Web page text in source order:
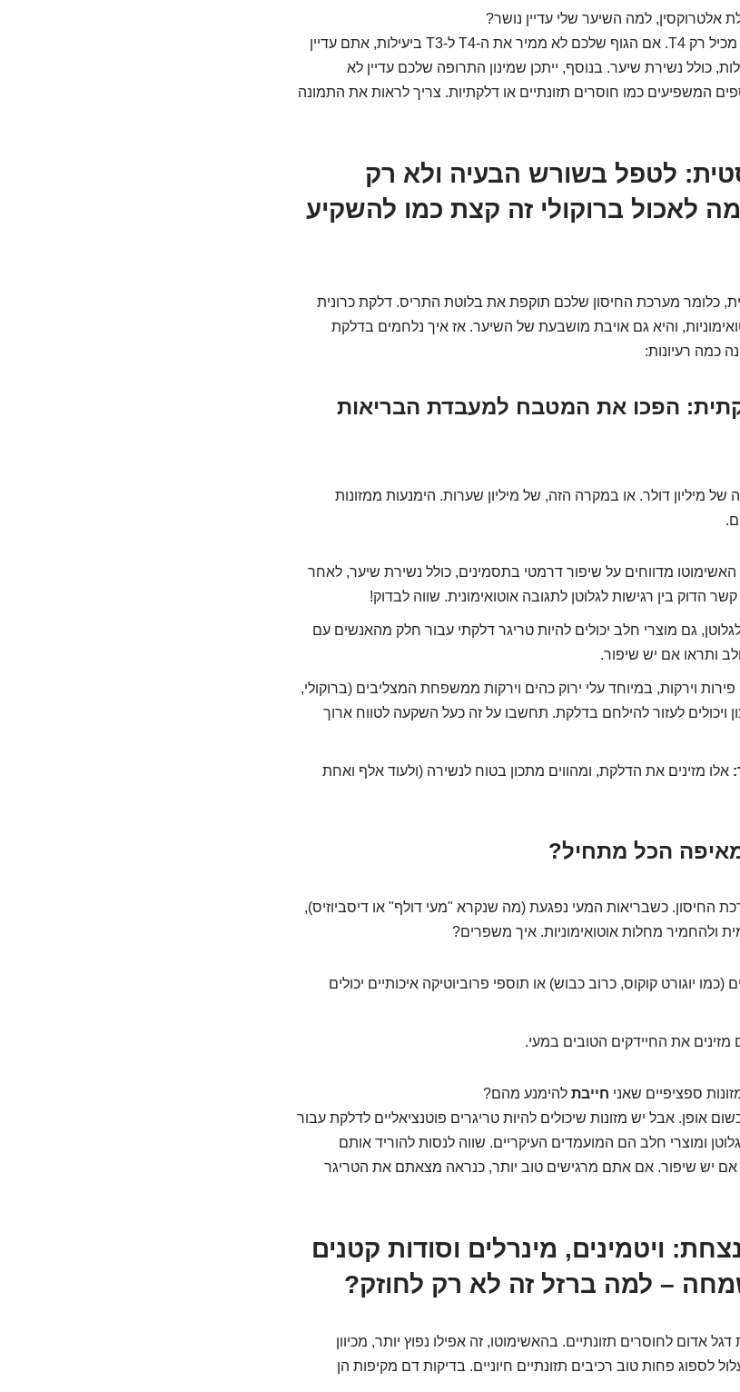
אלטרוקסין, למה השיער שלי עדיין נושר?
כי אלטרוקסין מכיל רק T4. אם הגוף שלכם לא ממיר את ה-T4 ל-T3 ביעילות, אתם עדיין
כולל נשירת שיער. בנוסף, ייתכן שמינון התרופה שלכם עדיין לא
המשפיעים כמו חוסרים תזונתיים או דלקתיות. צריך לראות את התמונה
לטפל בשורש הבעיה ולא רק
לאכול ברוקולי זה קצת כמו להשקיע
כלומר מערכת החיסון שלכם תוקפת את בלוטת התריס. דלקת כרונית
והיא גם אויבת מושבעת של השיער. אז איך נלחמים בדלקת
כמה רעיונות:
דלקתית: הפכו את המטבח למעבדת הבריאות
מיליון דולר. או במקרה הזה, של מיליון שערות. הימנעות ממזונות
מדווחים על שיפור דרמטי בתסמינים, כולל נשירת שיער, לאחר
הדוק בין רגישות לגלוטן לתגובה אוטואימונית. שווה לבדוק!
גם מוצרי חלב יכולים להיות טריגר דלקתי עבור חלק מהאנשים עם
ותראו אם יש שיפור.
פירות וירקות, במיוחד עלי ירוק כהים וירקות ממשפחת המצליבים (ברוקולי,
ויכולים לעזור להילחם בדלקת. תחשבו על זה כעל השקעה לטווח ארוך
אלו מזינים את הדלקת, ומהווים מתכון בטוח לנשירה (ולעוד אלף ואחת
החיסון. כשבריאות המעי נפגעת (מה שנקרא "מעי דולף" או דיסביוזיס),
ולהחמיר מחלות אוטואימוניות. איך משפרים?
(כמו יוגורט קוקוס, כרוב כבוש) או תוספי פרוביוטיקה איכותיים יכולים
מזינים את החיידקים הטובים במעי.
ספציפיים שאני חייבת להימנע מהם?
אופן. אבל יש מזונות שיכולים להיות טריגרים פוטנציאליים לדלקת עבור
ומוצרי חלב הם המועמדים העיקריים. שווה לנסות להוריד אותם
30 יום) ולראות אם יש שיפור. אם אתם מרגישים טוב יותר, כנראה מצאתם את הטריגר
ויטמינים, מינרלים וסודות קטנים
– למה ברזל זה לא רק לחוזק?
אדום לחוסרים תזונתיים. בהאשימוטו, זה אפילו נפוץ יותר, מכיוון
לספוג פחות טוב רכיבים תזונתיים חיוניים. בדיקות דם מקיפות הן